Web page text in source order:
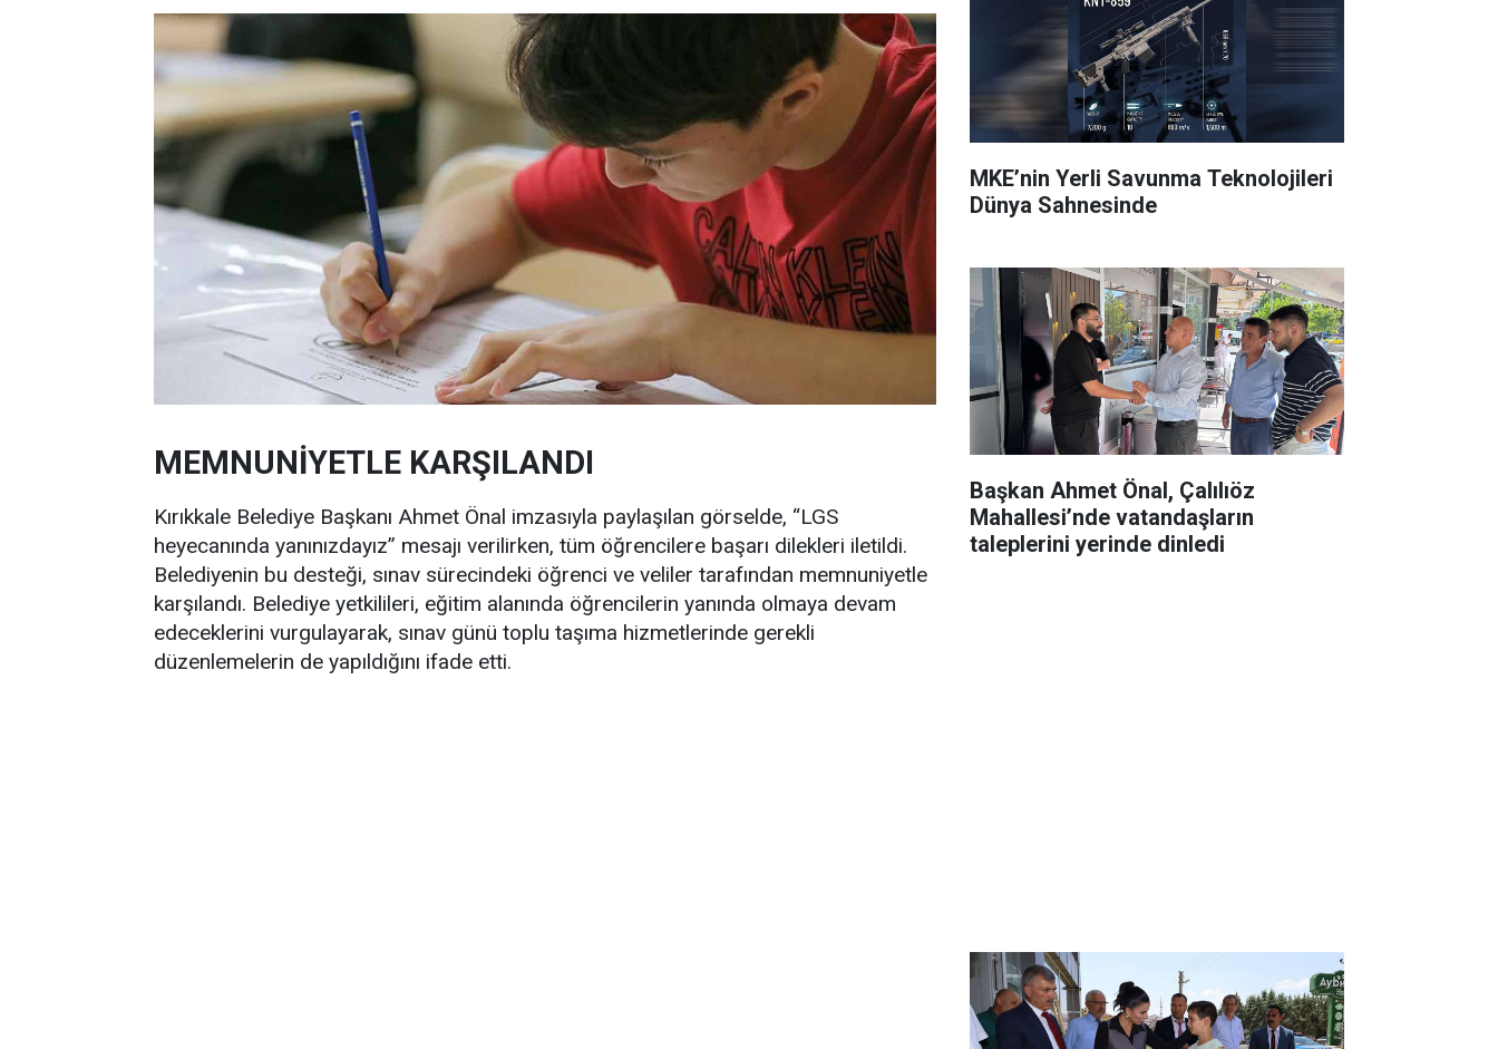
MEMNUNİYETLE KARŞILANDI
Kırıkkale Belediye Başkanı Ahmet Önal imzasıyla paylaşılan görselde, “LGS
heyecanında yanınızdayız” mesajı verilirken, tüm öğrencilere başarı dilekleri iletildi.
Belediyenin bu desteği, sınav sürecindeki öğrenci ve veliler tarafından memnuniyetle
karşılandı. Belediye yetkilileri, eğitim alanında öğrencilerin yanında olmaya devam
edeceklerini vurgulayarak, sınav günü toplu taşıma hizmetlerinde gerekli
düzenlemelerin de yapıldığını ifade etti.
MKE’nin Yerli Savunma Teknolojileri
Dünya Sahnesinde
Başkan Ahmet Önal, Çalılıöz
Mahallesi’nde vatandaşların
taleplerini yerinde dinledi